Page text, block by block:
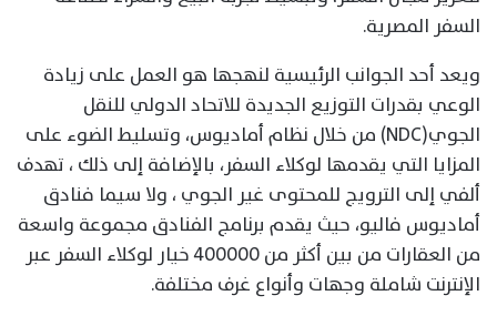
السفر المصرية.
ويعد أحد الجوانب الرئيسية لنهجها هو العمل على زيادة
الوعي بقدرات التوزيع الجديدة للاتحاد الدولي للنقل
الجوي(NDC) من خلال نظام أماديوس، وتسليط الضوء على
المزايا التي يقدمها لوكلاء السفر، بالإضافة إلى ذلك ، تهدف
ألفي إلى الترويج للمحتوى غير الجوي ، ولا سيما فنادق
أماديوس فاليو، حيث يقدم برنامج الفنادق مجموعة واسعة
من العقارات من بين أكثر من 400000 خيار لوكلاء السفر عبر
الإنترنت شاملة وجهات وأنواع غرف مختلفة.